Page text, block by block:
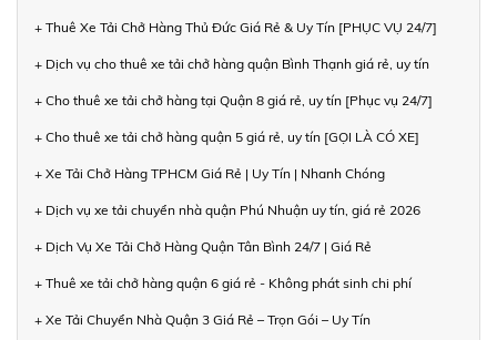
+ Thuê Xe Tải Chở Hàng Thủ Đức Giá Rẻ & Uy Tín [PHỤC VỤ 24/7]
+ Dịch vụ cho thuê xe tải chở hàng quận Bình Thạnh giá rẻ, uy tín
+ Cho thuê xe tải chở hàng tại Quận 8 giá rẻ, uy tín [Phục vụ 24/7]
+ Cho thuê xe tải chở hàng quận 5 giá rẻ, uy tín [GỌI LÀ CÓ XE]
+ Xe Tải Chở Hàng TPHCM Giá Rẻ | Uy Tín | Nhanh Chóng
+ Dịch vụ xe tải chuyển nhà quận Phú Nhuận uy tín, giá rẻ 2026
+ Dịch Vụ Xe Tải Chở Hàng Quận Tân Bình 24/7 | Giá Rẻ
+ Thuê xe tải chở hàng quận 6 giá rẻ - Không phát sinh chi phí
+ Xe Tải Chuyển Nhà Quận 3 Giá Rẻ – Trọn Gói – Uy Tín